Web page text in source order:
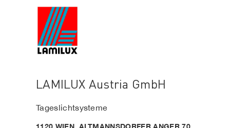
LAMILUX Austria GmbH
Tageslichtsysteme
1120 WIEN, ALTMANNSDORFER ANGER 70